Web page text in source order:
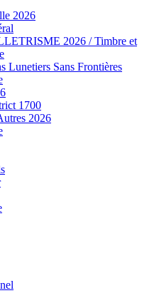
2026
2026 / Timbre et
Lunetiers Sans Frontières
1700
2026